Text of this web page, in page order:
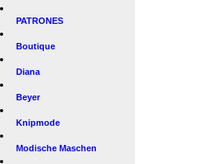
PATRONES
Boutique
Diana
Beyer
Knipmode
Modische Maschen